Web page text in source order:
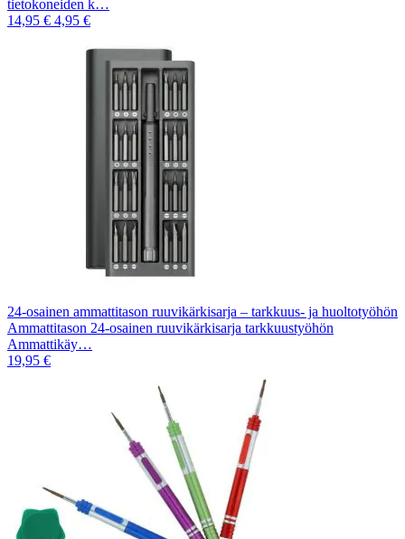
tietokoneiden k…
14,95 € 4,95 €
24-osainen ammattitason ruuvikärkisarja – tarkkuus- ja huoltotyöhön
Ammattitason 24-osainen ruuvikärkisarja tarkkuustyöhön
Ammattikäy…
19,95 €